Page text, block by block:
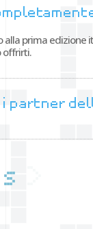
prima
offrirti.
i partner